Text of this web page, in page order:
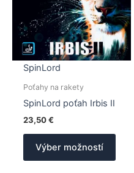
SpinLord
Poťahy na rakety
SpinLord poťah Irbis II
23,50€
Výber možností
Tento